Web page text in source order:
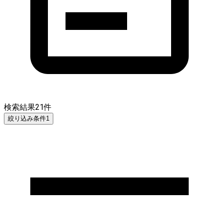
検索結果21件
絞り込み条件1